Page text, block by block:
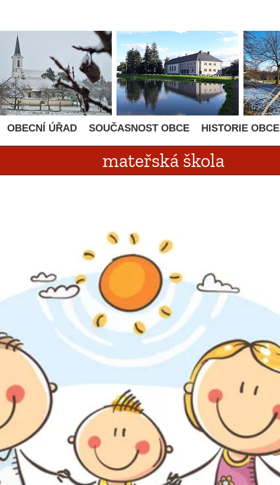
OBECNÍ ÚŘAD SOUČASNOST OBCE HISTORIE OBCE
mateřská škola